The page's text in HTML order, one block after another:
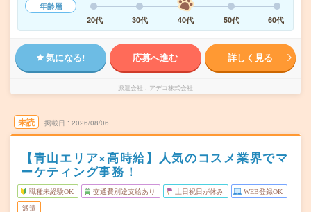
年齢層
20代
30代 40代 50代 60代
気になる! 応募へ進む 詳しく見る
派遣会社 アデコ株式会社
未読 掲載日 2026/08/06
【青山エリア×高時給】人気のコスメ業界でマ
ーケティング事務！
職種未経験OK 交通費別途支給あり 土日祝日が休み WEB登録OK
派遣